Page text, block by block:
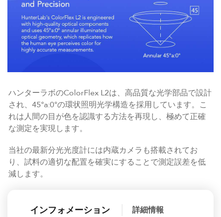
ハンターラボのColorFlex L2は、高品質な光学部品で設計
され、45°a:0°の環状照明光学構造を採用しています。こ
れは人間の目が色を認識する方法を再現し、極めて正確
な測定を実現します。
当社の最新分光光度計には内蔵カメラも搭載されてお
り、試料の適切な配置を確実にすることで測定誤差を低
減します。
インフォメーション 詳細情報